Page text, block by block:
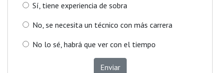
Sí, tiene experiencia de sobra
No, se necesita un técnico con más carrera
No lo sé, habrá que ver con el tiempo
Enviar